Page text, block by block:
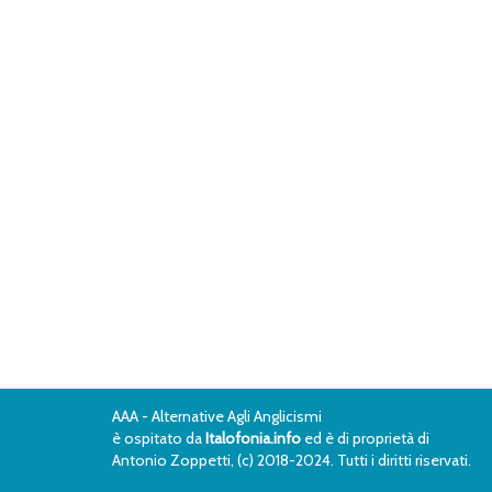
AAA - Alternative Agli Anglicismi
è ospitato daItalofonia.info ed è di proprietà di
Antonio Zoppetti, (c) 2018-2024. Tutti i diritti riservati.